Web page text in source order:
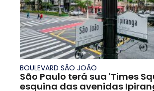
BOULEVARD SÃO JOÃO
São Paulo terá sua 'Times
esquina das avenidas